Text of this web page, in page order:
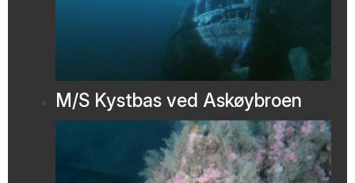
M/S Kystbas ved Askøybroen